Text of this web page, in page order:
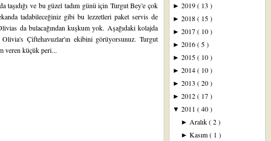
taşıdığı ve bu güzel tadım günü için Turgut Bey'e çok
tadabileceğiniz gibi bu lezzetleri paket servis de
da bulacağından kuşkum yok. Aşağıdaki kolajda
Olivia's Çiftehavuzlar'ın ekibini görüyorsunuz. Turgut
veren küçük peri...
► 2019( 13 )
► 2018( 15 )
► 2017( 10 )
► 2016( 5 )
► 2015( 10 )
► 2014( 10 )
► 2013 ( 20 )
► 2012( 17 )
▼ 2011 ( 40 )
►Aralık( 2 )
►Kasım( 1 )